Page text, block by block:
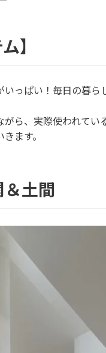
】
っぱい！毎日の暮ら
ら、実際使われて
ます。
土間